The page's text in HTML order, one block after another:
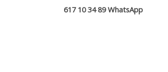
617 10 34 89 WhatsApp